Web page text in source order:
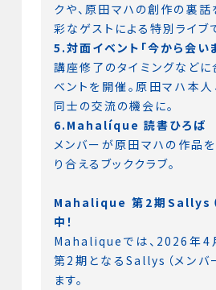
クや、原田マハの創作の裏話
彩なゲストによる特別ライブ
5.対面イベント「今から会い
講座修了のタイミングなどに
ベントを開催。原田マハ本人
同士の交流の機会に。
6.Mahalíque 読書ひろば
メンバーが原田マハの作品
り合えるブッククラブ。
Mahalique 第2期Sallys（
中！
Mahaliqueでは、2026年4月
第2期となるSallys（メンバ
ます。